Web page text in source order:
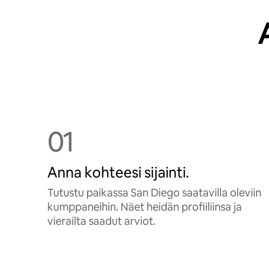
01
Anna kohteesi sijainti.
Tutustu paikassa San Diego saatavilla oleviin
kumppaneihin. Näet heidän profiiliinsa ja
vierailta saadut arviot.